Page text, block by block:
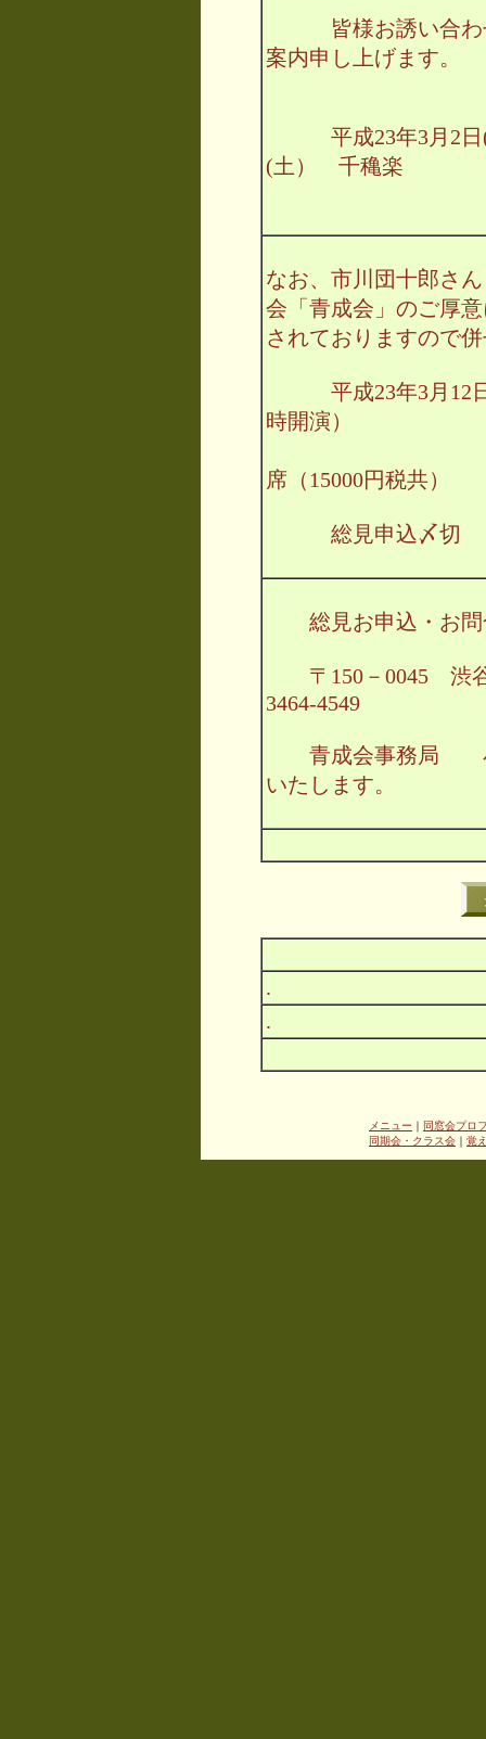
皆様お誘い合わせ
案内申し上げます。
平成23年3月2日
(土） 千穐楽
なお、市川団十郎さ
会「青成会」のご厚
されておりますので
平成23年3月12
時開演）
席（15000円税共）
総見申込〆切 ：
総見お申込・お
〒150－0045 渋
3464-4549
青成会事務局
いたします。
.
.
メニュー ｜ 同窓会プロ
同期会・クラス会 ｜ 覚